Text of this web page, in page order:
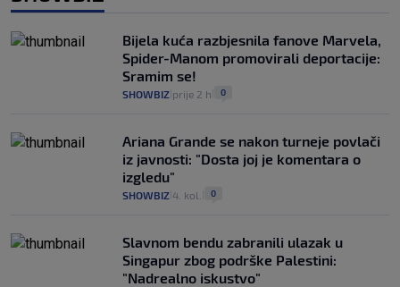
Bijela kuća razbjesnila fanove Marvela,
Spider-Manom promovirali deportacije:
Sramim se!
SHOWBIZ prije 2 h 0
Ariana Grande se nakon turneje povlači
iz javnosti: "Dosta joj je komentara o
izgledu"
SHOWBIZ 4. kol. 0
Slavnom bendu zabranili ulazak u
Singapur zbog podrške Palestini:
"Nadrealno iskustvo"